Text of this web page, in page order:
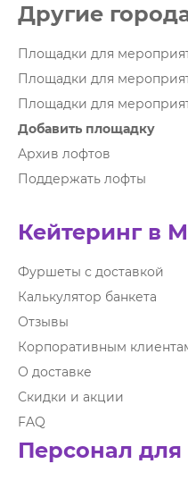
Другие
Площадки для
Площадки для
Площадки для
Добавить площадку
Архив лофтов
Поддержать лофты
Кейтеринг в
Фуршеты с доставкой
Калькулятор банкета
Отзывы
Корпоративным
О доставке
Скидки и акции
FAQ
Персонал